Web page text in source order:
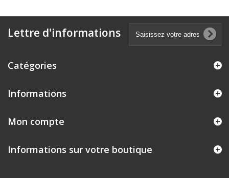
Lettre d'informations
Catégories
Informations
Mon compte
Informations sur votre boutique